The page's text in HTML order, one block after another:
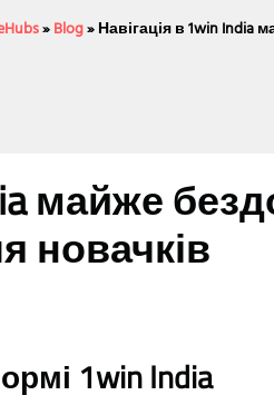
»Blog»Навігація в 1win India
майже
новачків
1win India